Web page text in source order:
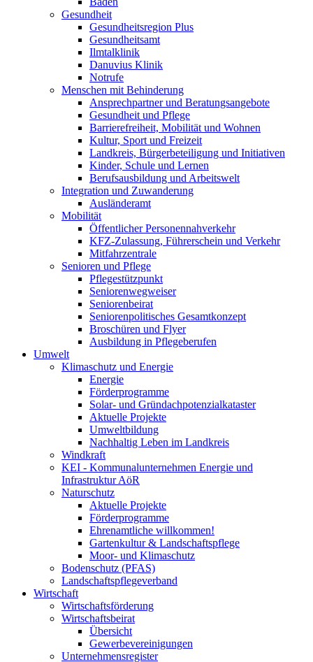
Gesundheit
Gesundheitsregion Plus
Gesundheitsamt
Ilmtalklinik
Danuvius Klinik
Notrufe
Menschen mit Behinderung
Ansprechpartner und Beratungsangebote
Gesundheit und Pflege
Barrierefreiheit, Mobilität und Wohnen
Kultur, Sport und Freizeit
Landkreis, Bürgerbeteiligung und Initiativen
Kinder, Schule und Lernen
Berufsausbildung und Arbeitswelt
Integration und Zuwanderung
Ausländeramt
Mobilität
Öffentlicher Personennahverkehr
KFZ-Zulassung, Führerschein und Verkehr
Mitfahrzentrale
Senioren und Pflege
Pflegestützpunkt
Seniorenwegweiser
Seniorenbeirat
Seniorenpolitisches Gesamtkonzept
Broschüren und Flyer
Ausbildung in Pflegeberufen
Umwelt
Klimaschutz und Energie
Energie
Förderprogramme
Solar- und Gründachpotenzialkataster
Aktuelle Projekte
Umweltbildung
Nachhaltig Leben im Landkreis
Windkraft
KEI - Kommunalunternehmen Energie und
Infrastruktur AöR
Naturschutz
Aktuelle Projekte
Förderprogramme
Ehrenamtliche willkommen!
Gartenkultur & Landschaftspflege
Moor- und Klimaschutz
Bodenschutz (PFAS)
Landschaftspflegeverband
Wirtschaft
Wirtschaftsförderung
Wirtschaftsbeirat
Übersicht
Gewerbevereinigungen
Unternehmensregister